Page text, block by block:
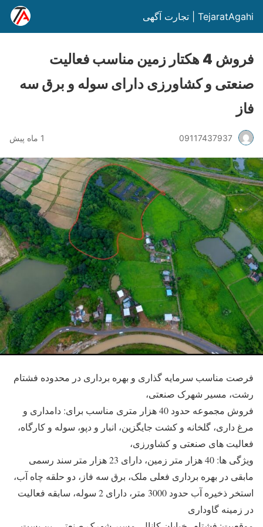
TejaratAgahi | تجارت آگهی
فروش 4 هکتار زمین مناسب فعالیت
صنعتی و کشاورزی دارای سوله و برق سه
فاز
09117437937 1 ماه پیش
فرصت مناسب سرمایه گذاری و بهره برداری در محدوده فشتام
رشت، مسیر شهرک صنعتی،
فروش مجموعه حدود 40 هزار متری مناسب برای: دامداری و
مرغ داری، گلخانه و کشت جایگزین، انبار و دپو، سوله و کارگاه،
فعالیت های صنعتی و کشاورزی،
ویژگی ها: 40 هزار متر زمین، دارای 23 هزار متر سند رسمی
مابقی در بهره برداری فعلی ملک، برق سه فاز، دو حلقه چاه آب،
استخر ذخیره آب حدود 3000 متر، دارای 2 سوله، سابقه فعالیت
در زمینه گاوداری